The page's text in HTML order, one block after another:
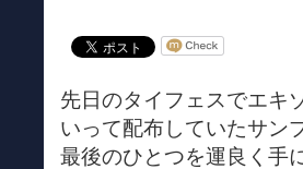
先日のタイフェスでエキ
いって配布していたサン
最後のひとつを運良く手